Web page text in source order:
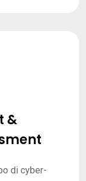
&
di cyber-